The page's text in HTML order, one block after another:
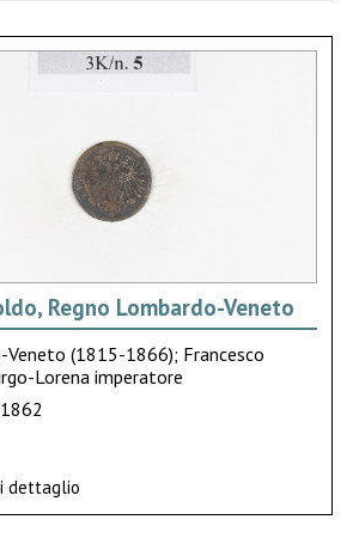
Regno Lombardo-Veneto
Veneto (1815-1866); Francesco
Lorena imperatore
dettaglio